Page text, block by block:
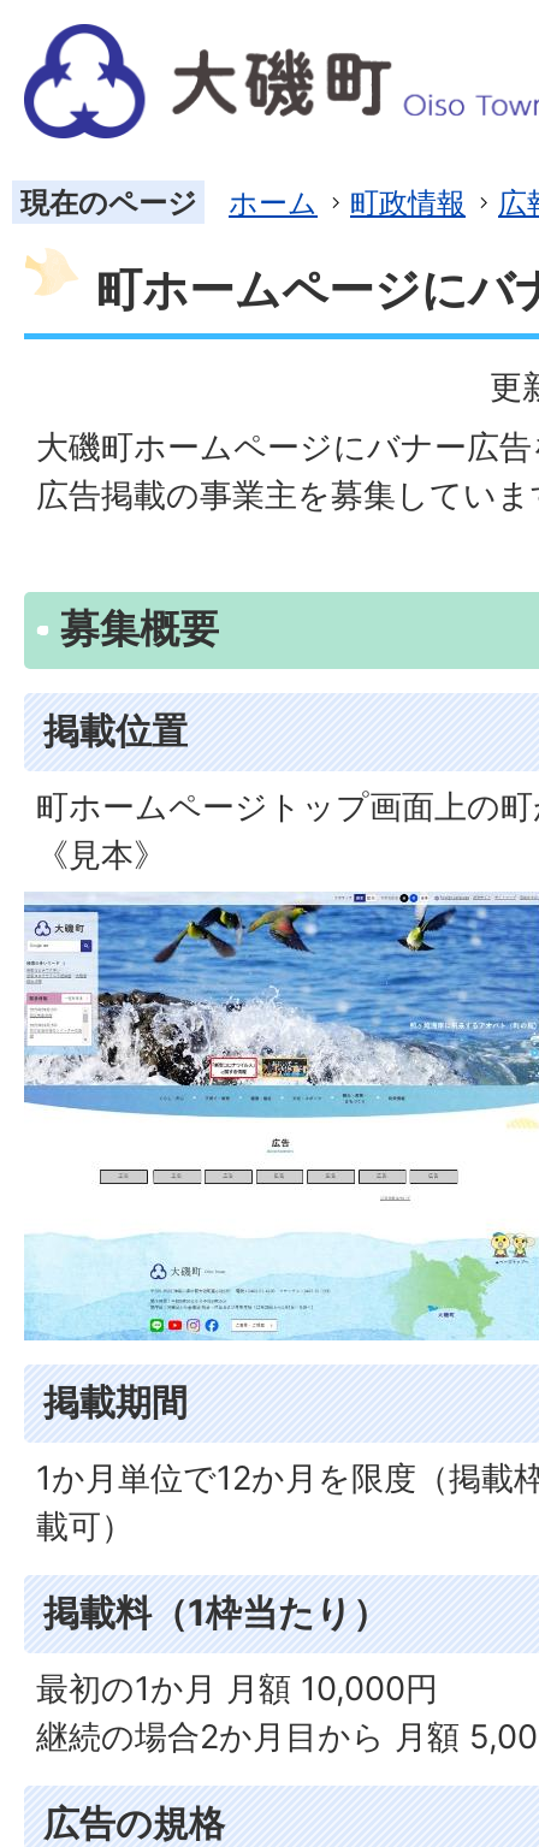
現在のページ ホーム 町政情報 広
町ホームページにバ
更
大磯町ホームページにバナー広
広告掲載の事業主を募集してい
募集概要
掲載位置
町ホームページトップ画面上の
《見本》
掲載期間
1か月単位で12か月を限度（掲載
載可）
掲載料（1枠当たり）
最初の1か月 月額 10,000円
継続の場合2か月目から 月額
広告の規格